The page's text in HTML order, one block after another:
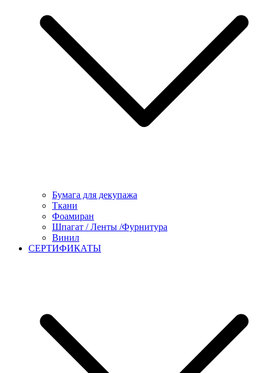
Бумага для декупажа
Ткани
Фоамиран
Шпагат / Ленты /Фурнитура
Винил
СЕРТИФИКАТЫ